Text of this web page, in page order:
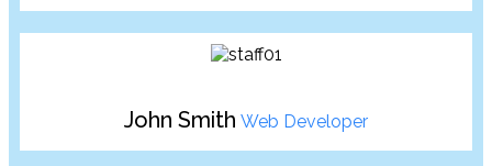
John Smith Web Developer